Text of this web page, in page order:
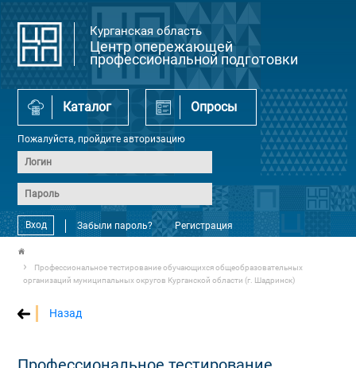
Курганская область
Центр опережающей
профессиональной подготовки
Каталог Опросы
Пожалуйста, пройдите авторизацию
Вход Забыли пароль? Регистрация
Профессиональное тестирование обучающихся общеобразовательных
организаций муниципальных округов Курганской области (г. Шадринск)
Назад